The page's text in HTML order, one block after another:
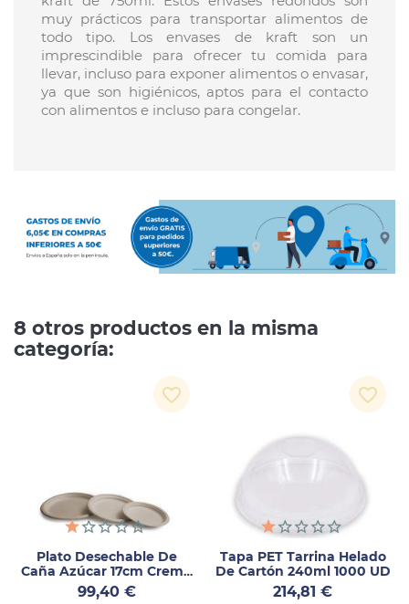
muy prácticos para transportar alimentos de
todo tipo. Los envases de kraft son un
imprescindible para ofrecer tu comida para
llevar, incluso para exponer alimentos o envasar,
ya que son higiénicos, aptos para el contacto
con alimentos e incluso para congelar.
8 otros productos en la misma
categoría:
Plato Desechable De
Caña Azúcar 17cm Crema
800uds
Precio
99,40 €
favorite_border
Tapa PET Tarrina Helado
De Cartón 240ml 1000 UD
Precio
214,81 €
favorite_border